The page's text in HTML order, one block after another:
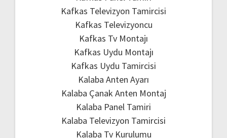
Kafkas Televizyon Tamircisi
Kafkas Televizyoncu
Kafkas Tv Montajı
Kafkas Uydu Montajı
Kafkas Uydu Tamircisi
Kalaba Anten Ayarı
Kalaba Çanak Anten Montaj
Kalaba Panel Tamiri
Kalaba Televizyon Tamircisi
Kalaba Tv Kurulumu